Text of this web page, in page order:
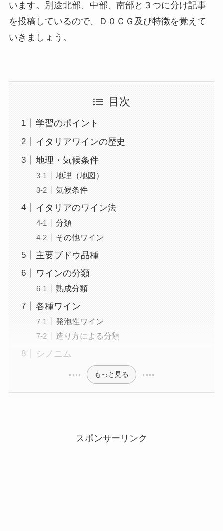
います。別途北部、中部、南部と３つに分け記事
を投稿しているので、ＤＯＣＧ及び特徴を覚えて
いきましょう。
目次
学習のポイント
イタリアワインの歴史
地理・気候条件
地理（地図）
気候条件
イタリアのワイン法
分類
その他ワイン
主要ブドウ品種
ワインの分類
熟成分類
各種ワイン
発泡性ワイン
造り方による分類
シノニム
もっと見る
スポンサーリンク